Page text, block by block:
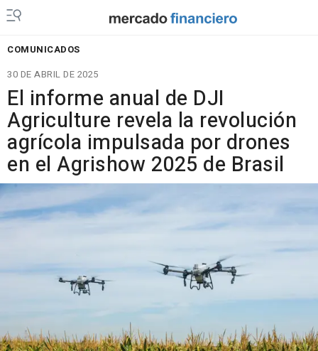
COMUNICADOS
30 DE ABRIL DE 2025
El informe anual de DJI
Agriculture revela la revolución
agrícola impulsada por drones
en el Agrishow 2025 de Brasil